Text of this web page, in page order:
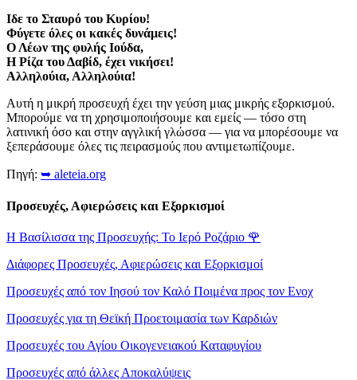
Ιδε το Σταυρό του Κυρίου!
Φύγετε όλες οι κακές δυνάμεις!
Ο Λέων της φυλής Ιούδα,
Η Ρίζα του Δαβίδ, έχει νικήσει!
Αλληλούια, Αλληλούια!
Αυτή η μικρή προσευχή έχει την γεύση μιας μικρής εξορκισμού.
Μπορούμε να τη χρησιμοποιήσουμε και εμείς — τόσο στη
λατινική όσο και στην αγγλική γλώσσα — για να μπορέσουμε να
ξεπεράσουμε όλες τις πειρασμούς που αντιμετωπίζουμε.
Πηγή: ➥ aleteia.org
Προσευχές, Αφιερώσεις και Εξορκισμοί
Η Βασίλισσα της Προσευχής: Το Ιερό Ροζάριο 🌹
Διάφορες Προσευχές, Αφιερώσεις και Εξορκισμοί
Προσευχές από τον Ιησού τον Καλό Ποιμένα προς τον Ενοχ
Προσευχές για τη Θεϊκή Προετοιμασία των Καρδιών
Προσευχές του Αγίου Οικογενειακού Καταφυγίου
Προσευχές από άλλες Αποκαλύψεις